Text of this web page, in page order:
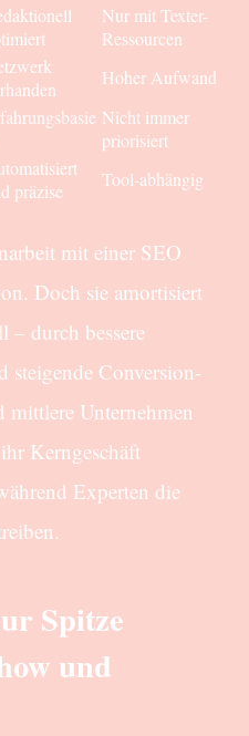
Nur mit Texter-
Ressourcen
Hoher Aufwand
Nicht immer
priorisiert
präzise
Tool-abhängig
mit einer SEO
Doch sie amortisiert
– durch bessere
steigende Conversion-
mittlere Unternehmen
Kerngeschäft
Experten die
Spitze
und